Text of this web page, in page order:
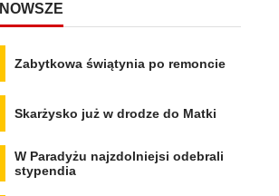
Zabytkowa świątynia po remoncie
Skarżysko już w drodze do Matki
W Paradyżu najzdolniejsi odebrali
stypendia